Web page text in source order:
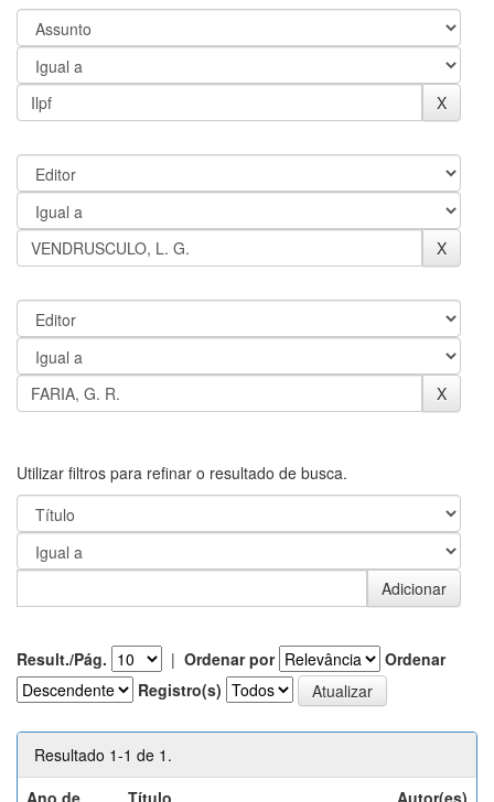
Utilizar filtros para refinar o resultado de busca.
Result./Pág. | Ordenar por
Ordenar
Registro(s)
Resultado 1-1 de 1.
Ano de
Título Autor(es)